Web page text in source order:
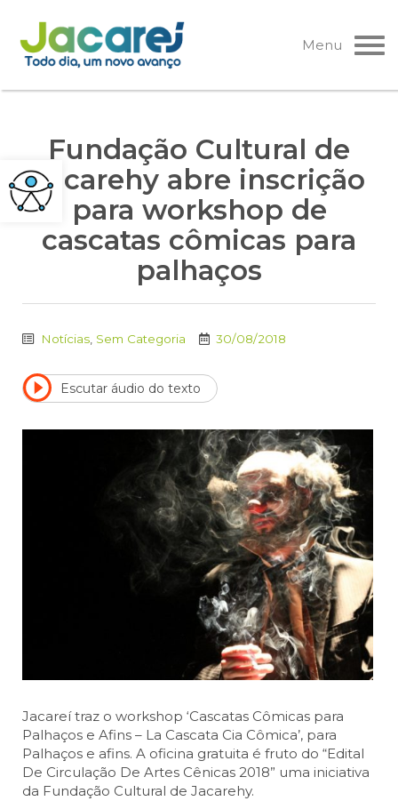
Pular
para
o
Menu
Fundação Cultural de
Jacarehy abre inscrição
para workshop de
cascatas cômicas para
palhaços
Notícias Sem Categoria 30/08/2018
Escutar áudio do texto
Jacareí traz o workshop ‘Cascatas Cômicas para
Palhaços e Afins – La Cascata Cia Cômica’, para
Palhaços e afins. A oficina gratuita é fruto do “Edital
De Circulação De Artes Cênicas 2018” uma iniciativa
da Fundação Cultural de Jacarehy.